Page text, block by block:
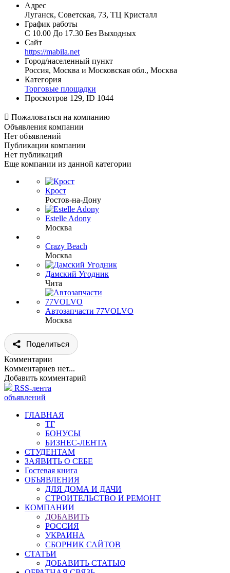
Адрес
Луганск, Советская, 73, ТЦ Кристалл
График работы
С 10.00 До 17.30 Без Выходных
Сайт
https://mabila.net
Город/населенный пункт
Россия, Москва и Московская обл., Москва
Категория
Торговые площадки
Просмотров 129, ID 1044
 Пожаловаться на компанию
Объявления компании
Нет объявлений
Публикации компании
Нет публикаций
Еще компании из данной категории
Крост
Ростов-на-Дону
Estelle Adony
Москва
Crazy Beach
Москва
Дамский Угодник
Чита
Автозапчасти 77VOLVO
Москва
Поделиться
Комментарии
Комментариев нет...
Добавить комментарий
RSS-лента
объявлений
ГЛАВНАЯ
ТГ
БОНУСЫ
БИЗНЕС-ЛЕНТА
СТУДЕНТАМ
ЗАЯВИТЬ О СЕБЕ
Гостевая книга
ОБЪЯВЛЕНИЯ
ДЛЯ ДОМА И ДАЧИ
СТРОИТЕЛЬСТВО И РЕМОНТ
КОМПАНИИ
ДОБАВИТЬ
РОССИЯ
УКРАИНА
СБОРНИК САЙТОВ
СТАТЬИ
ДОБАВИТЬ СТАТЬЮ